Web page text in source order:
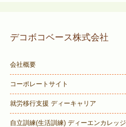
デコボコベース株式会社
会社概要
コーポレートサイト
就労移行支援 ディーキャリア
自立訓練(生活訓練) ディーエンカレッジ